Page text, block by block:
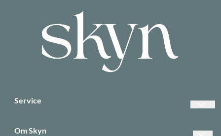
Service
Om Skyn